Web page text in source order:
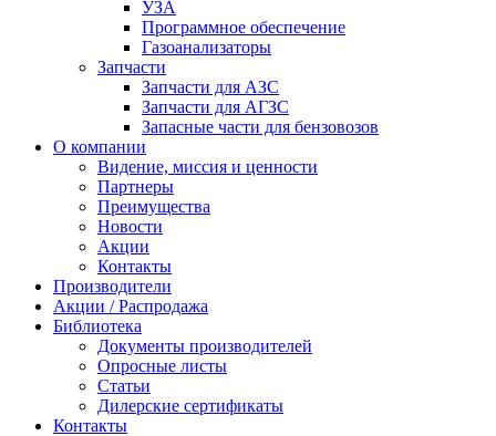
УЗА
Программное обеспечение
Газоанализаторы
Запчасти
Запчасти для АЗС
Запчасти для АГЗС
Запасные части для бензовозов
О компании
Видение, миссия и ценности
Партнеры
Преимущества
Новости
Акции
Контакты
Производители
Акции / Распродажа
Библиотека
Документы производителей
Опросные листы
Статьи
Дилерские сертификаты
Контакты